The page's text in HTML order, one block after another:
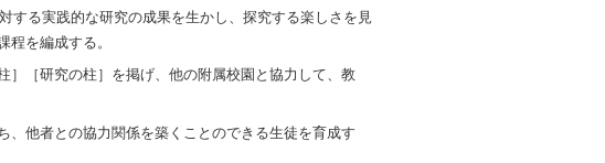
する実践的な研究の成果を生かし、探究する楽しさを見
を編成する。
［研究の柱］を掲げ、他の附属校園と協力して、教
、他者との協力関係を築くことのできる生徒を育成す